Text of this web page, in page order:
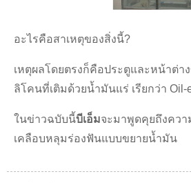
อะไรคือสาเหตุของสิ่งนี้?
เหตุผลโดยตรงก็คือประตูและหน้าต่า
ลิโคนที่เติมด้วยน้ำมันแร่ เรียกว่า Oil-
ในข่าวฉบับนี้บีเอ็มจะมาพูดคุยถึงคว
เคลือบหลุมร่องฟันแบบขยายน้ำมัน